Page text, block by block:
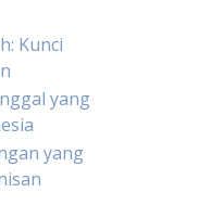
Kunci
yang
yang